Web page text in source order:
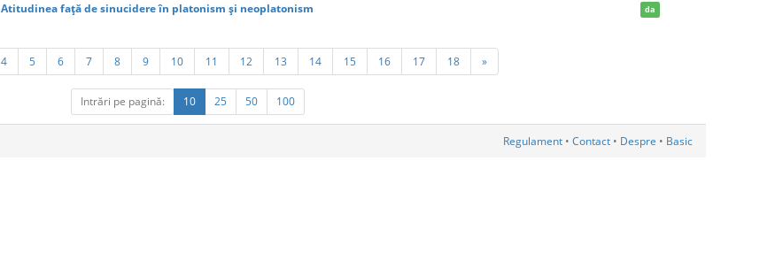
Atitudinea față de sinucidere în platonism și neoplatonism da
4 5 6 7 8 9 10 11 12 13 14 15 16 17 18 »
Intrări pe pagină: 10 25 50 100
Regulament • Contact • Despre • Basic